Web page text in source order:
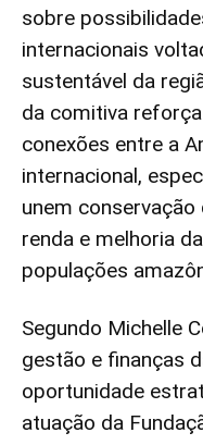
sobre
internacionais
sustentável da
da comitiva
conexões entre a
internacional,
unem
renda e melhoria
populações
Segundo Michelle
gestão e finanças
oportunidade
atuação da